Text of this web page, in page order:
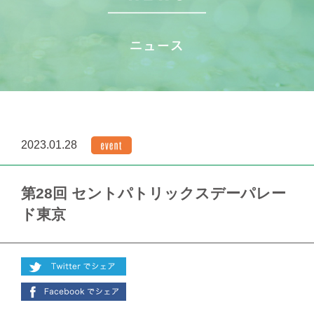
2023.01.28
第28回 セントパトリックスデーパレー
ド東京